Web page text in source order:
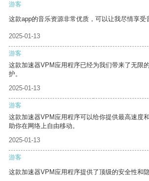
游客
这款app的音乐资源非常优质，可以让我尽情享受
2025-01-13
游客
这款加速器VPM应用程序已经为我们带来了无限
护。
2025-01-13
游客
这款加速器VPM应用程序可以给你提供最高速度
助你在网络上自由移动。
2025-01-13
游客
这款加速器VPM应用程序提供了顶级的安全性和隐